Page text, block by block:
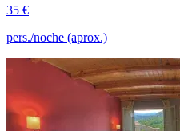
35 €
pers./noche (aprox.)